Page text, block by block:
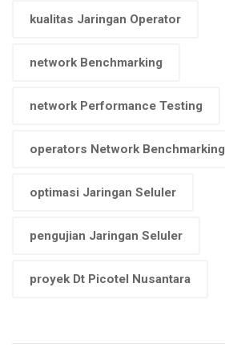
kualitas Jaringan Operator
network Benchmarking
network Performance Testing
operators Network Benchmarking
optimasi Jaringan Seluler
pengujian Jaringan Seluler
proyek Dt Picotel Nusantara